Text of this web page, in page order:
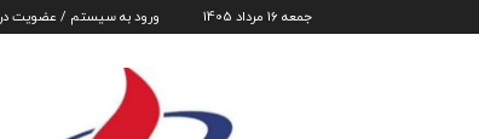
جمعه 16 مرداد 1405 ورود به سیستم / عضویت در